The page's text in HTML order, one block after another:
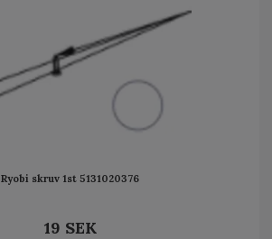
Ryobi skruv 1st 5131020376
19 SEK